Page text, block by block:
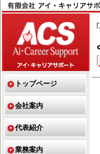
トップページ
会社案内
代表紹介
業務案内